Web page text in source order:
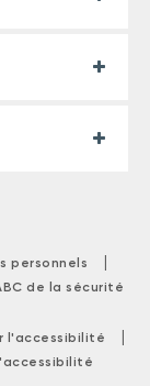
personnels |
de la sécurité
l'accessibilité |